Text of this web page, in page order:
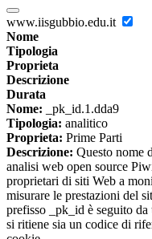
www.iisgubbio.edu.it
Nome
Tipologia
Proprieta
Descrizione
Durata
Nome: _pk_id.1.dda9
Tipologia: analitico
Proprieta: Prime Parti
Descrizione: Questo nome
analisi web open source
proprietari di siti Web a
misurare le prestazioni del
prefisso _pk_id è seguito
si ritiene sia un codice di